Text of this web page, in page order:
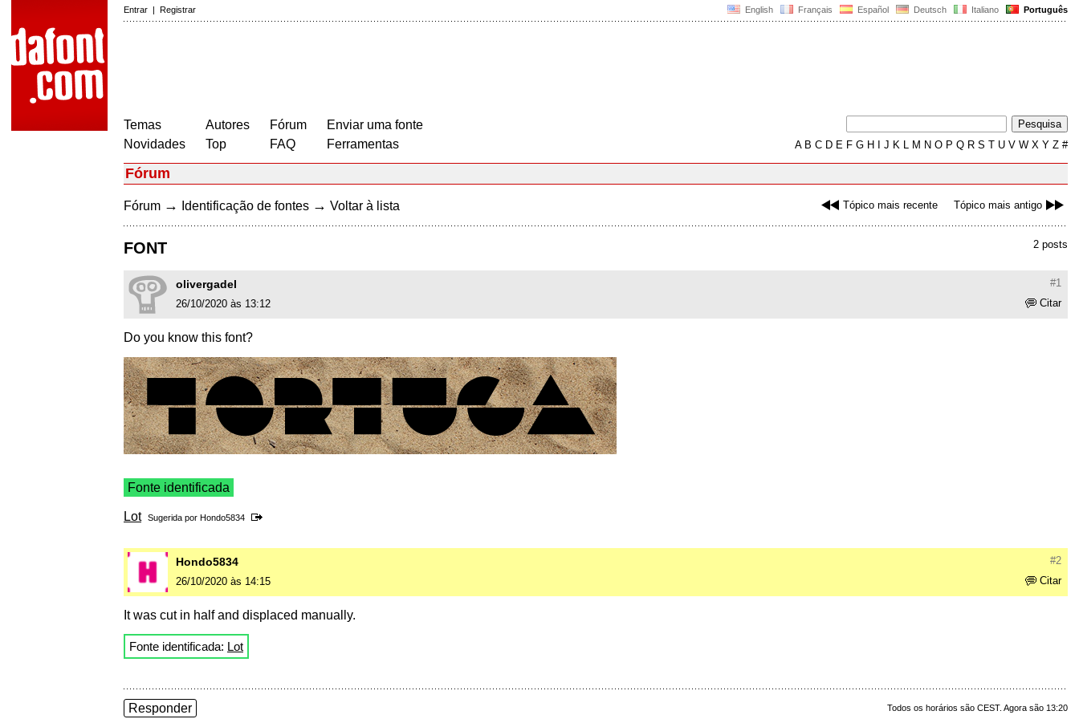
English Français Español Deutsch Italiano Português
Entrar | Registrar
Temas
Novidades
Autores
Top
Fórum
FAQ
Enviar uma fonte
Ferramentas
AB C D E F G H J K L M N O P Q R S T U V W X Y Z #
Fórum
Tópico mais recente Tópico mais antigo
Fórum → Identificação de fontes → Voltar à lista
2 posts
FONT
#1
olivergadel
Citar
26/10/2020 às 13:12
Do you know this font?
Fonte identificada
Lot Sugerida por Hondo5834
#2
Hondo5834
Citar
26/10/2020 às 14:15
It was cut in half and displaced manually.
Fonte identificada: Lot
Todos os horários são CEST. Agora são 13:20
Responder